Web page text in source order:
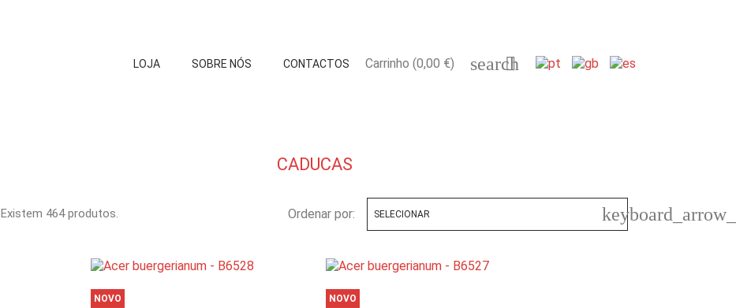
LOJA SOBRE NÓS CONTACTOS Carrinho (0,00 €) search

CADUCAS
Existem 464 produtos. Ordenar por: SELECIONAR
NOVO NOVO